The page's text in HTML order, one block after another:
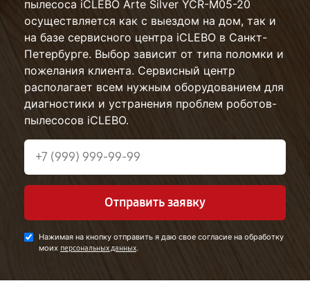
пылесоса iCLEBO Arte Silver YCR-M05-20
осуществляется как с выездом на дом, так и
на базе сервисного центра iCLEBO в Санкт-
Петербурге. Выбор зависит от типа поломки и
пожелания клиента. Сервисный центр
располагает всем нужным оборудованием для
диагностики и устранения проблем роботов-
пылесосов iCLEBO.
Отправить заявку
Нажимая на кнопку отправить я даю свое согласие на обработку
моих персональных данных.